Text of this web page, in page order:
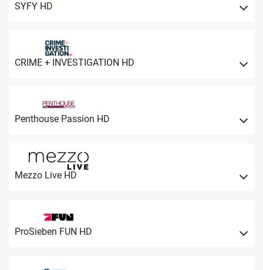
SYFY HD
CRIME + INVESTIGATION HD
Penthouse Passion HD
Mezzo Live HD
ProSieben FUN HD